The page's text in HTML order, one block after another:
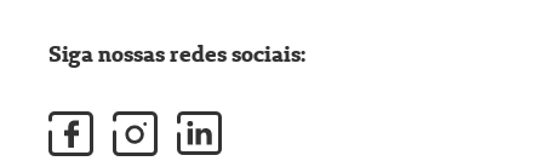
Siga nossas redes sociais: